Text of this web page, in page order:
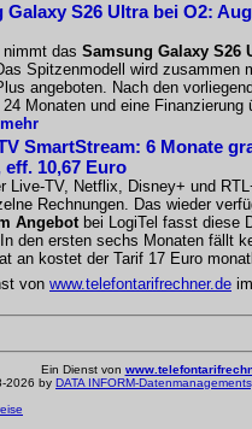
Galaxy S26 Ultra bei O2:
das Samsung Galaxy S26
Spitzenmodell wird zusammen
angeboten. Nach den
Monaten und eine
SmartStream: 6 Monate
eff. 10,67 Euro
Live-TV, Netflix, Disney+ und
Rechnungen. Das wieder
Angebotbei LogiTel fasst diese
den ersten sechs Monaten fällt
an kostet der Tarif 17 Euro
von www.telefontarifrechner.de im
Ein Dienst von
2026 by DATA INFORM-